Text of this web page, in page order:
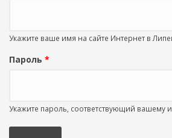
Укажите ваше имя на сайте Интернет в
Пароль *
Укажите пароль, соответствующий вашему